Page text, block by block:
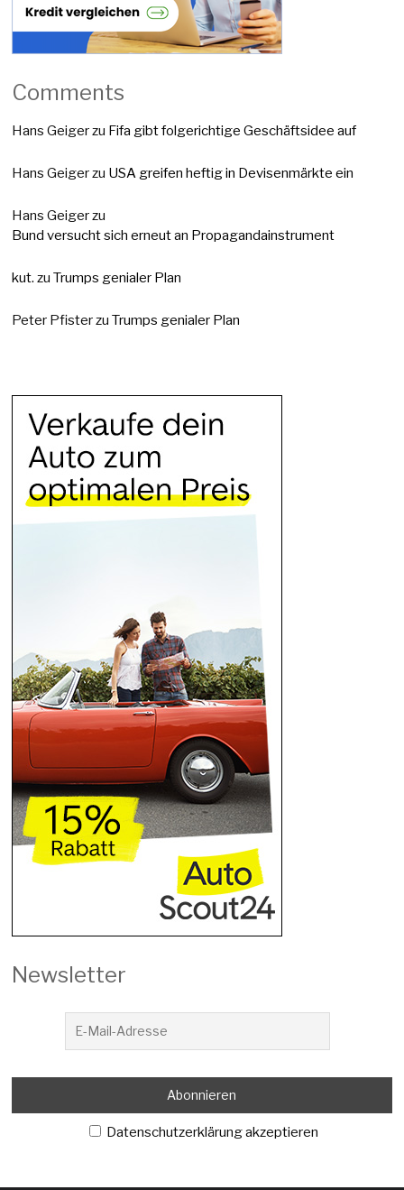
Comments
Hans Geigerzu Fifa gibt folgerichtige Geschäftsidee auf
Hans Geigerzu USA greifen heftig in Devisenmärkte ein
Hans Geigerzu
Bund versucht sich erneut an Propagandainstrument
kut. zuTrumps genialer Plan
Peter PfisterzuTrumps genialer Plan
Newsletter
Datenschutzerklärung akzeptieren